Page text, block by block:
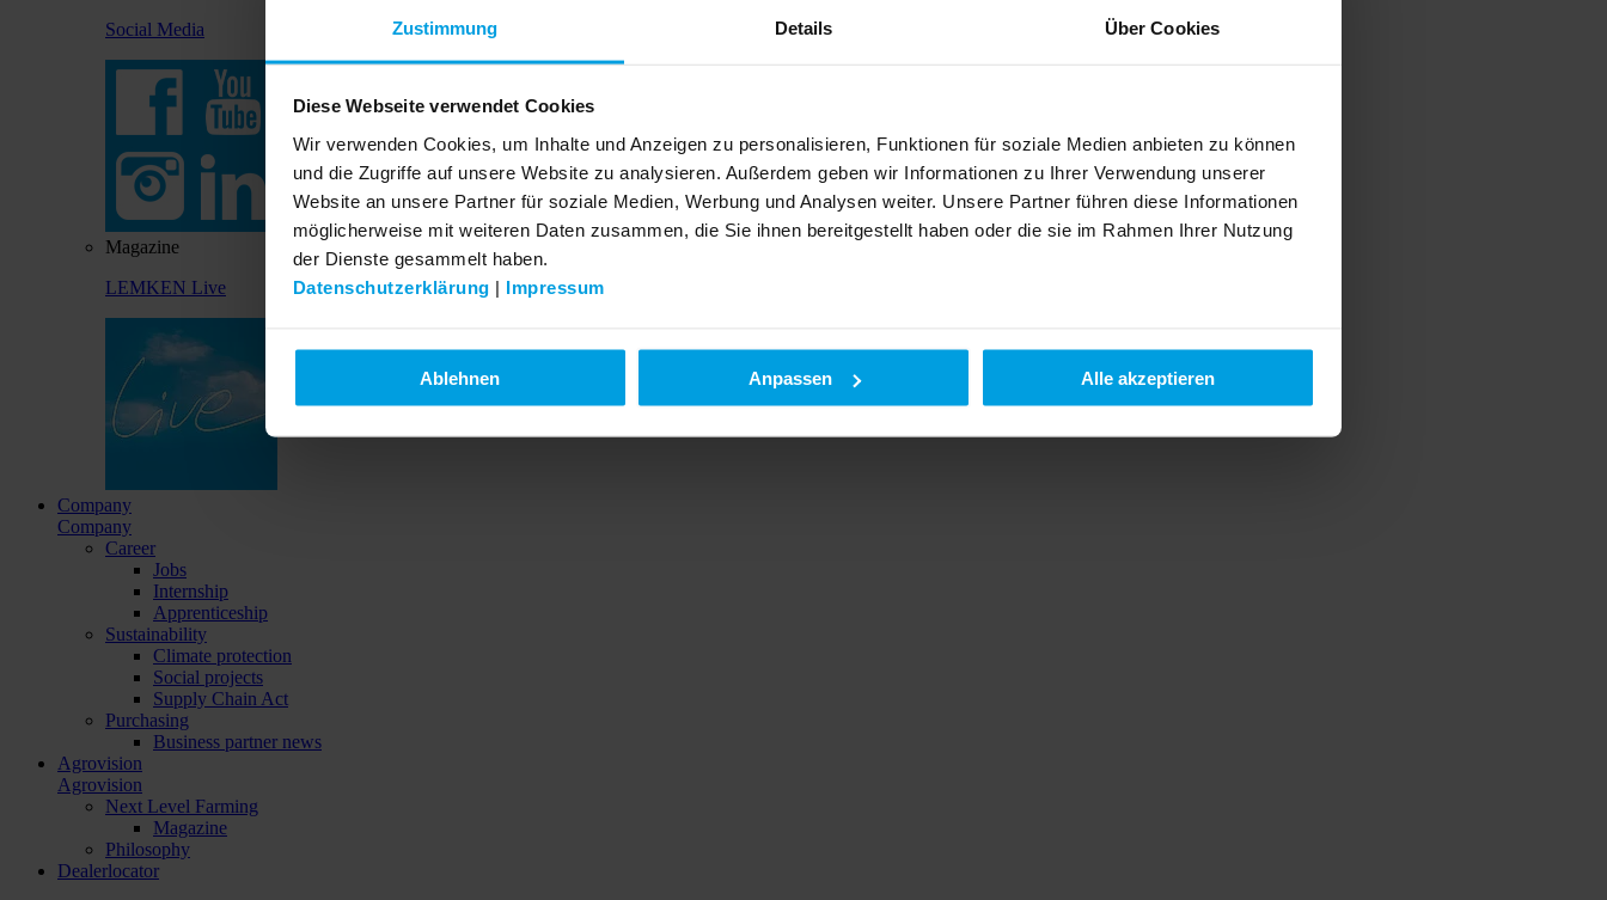
Zustimmung Details Über Cookies
Diese Webseite verwendet Cookies
Wir verwenden Cookies, um Inhalte und Anzeigen zu personalisieren, Funktionen für soziale Medien anbieten zu können
und die Zugriffe auf unsere Website zu analysieren. Außerdem geben wir Informationen zu Ihrer Verwendung unserer
Website an unsere Partner für soziale Medien, Werbung und Analysen weiter. Unsere Partner führen diese Informationen
möglicherweise mit weiteren Daten zusammen, die Sie ihnen bereitgestellt haben oder die sie im Rahmen Ihrer Nutzung
der Dienste gesammelt haben.
Datenschutzerklärung | Impressum
Ablehnen Anpassen Alle akzeptieren
Social Media
Magazine
LEMKEN Live
Company
Company
Career
Jobs
Internship
Apprenticeship
Sustainability
Climate protection
Social projects
Supply Chain Act
Purchasing
Business partner news
Agrovision
Agrovision
Next Level Farming
Magazine
Philosophy
Dealerlocator